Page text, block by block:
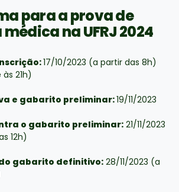
para a prova de
na UFRJ 2024
17/10/2023 (a partir das 8h)
21h)
e gabarito preliminar:19/11/2023
o gabarito preliminar:21/11/2023
12h)
gabarito definitivo:28/11/2023 (a